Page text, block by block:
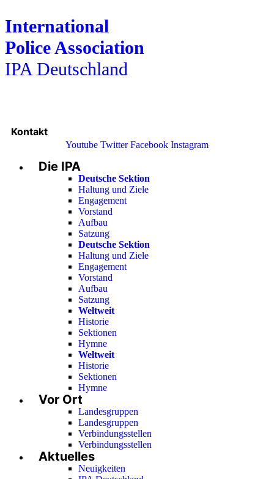
International
Police Association
IPA Deutschland
Kontakt
Youtube Twitter Facebook Instagram
Menu
Die IPA
Deutsche Sektion
Haltung und Ziele
Engagement
Vorstand
Aufbau
Satzung
Deutsche Sektion
Haltung und Ziele
Engagement
Vorstand
Aufbau
Satzung
Weltweit
Historie
Sektionen
Hymne
Weltweit
Historie
Sektionen
Hymne
Vor Ort
Landesgruppen
Landesgruppen
Verbindungsstellen
Verbindungsstellen
Aktuelles
Neuigkeiten